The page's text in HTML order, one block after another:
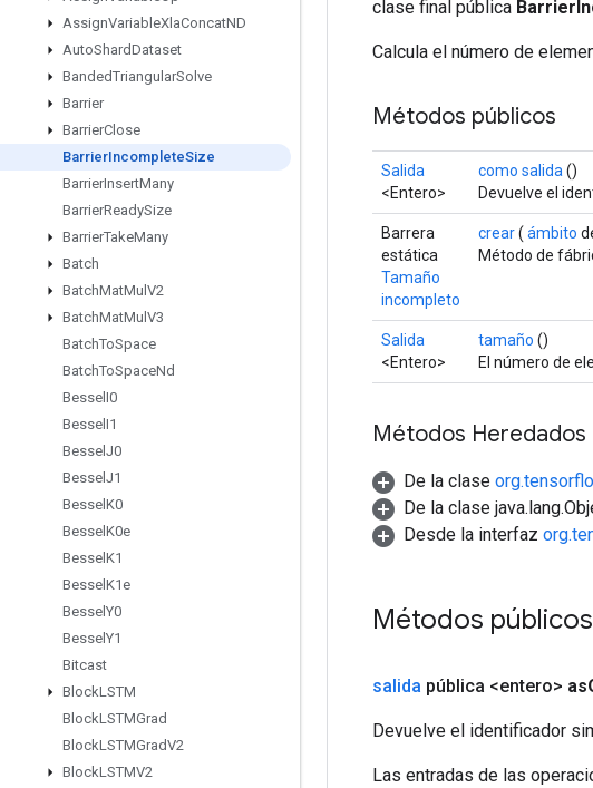
AssignVariableXlaConcatND
AutoShardDataset
BandedTriangularSolve
Barrier
BarrierClose
BarrierIncompleteSize
BarrierInsertMany
BarrierReadySize
BarrierTakeMany
Batch
BatchMatMul V2
BatchMatMul V3
BatchToSpace
BatchToSpaceNd
Bessel I0
Bessel I1
Bessel J0
Bessel J1
Bessel K0
Bessel K0e
Bessel K1
Bessel K1e
Bessel Y0
Bessel Y1
Bitcast
BlockLSTM
BlockLSTMGrad
BlockLSTMGradV2
BlockLSTMV2
clase final pública
Calcula el número de
Métodos públicos
Salida
<Entero>
como salida ()
Devuelve el
Barrera
estática
Tamaño
incompleto
crear( ámbito
Método de
Salida
<Entero>
tamaño ()
El número de
Métodos Heredados
De la clase
De la clase
Desde la interfaz
Métodos públicos
salida pública <entero> as
Devuelve el identificador
Las entradas de las